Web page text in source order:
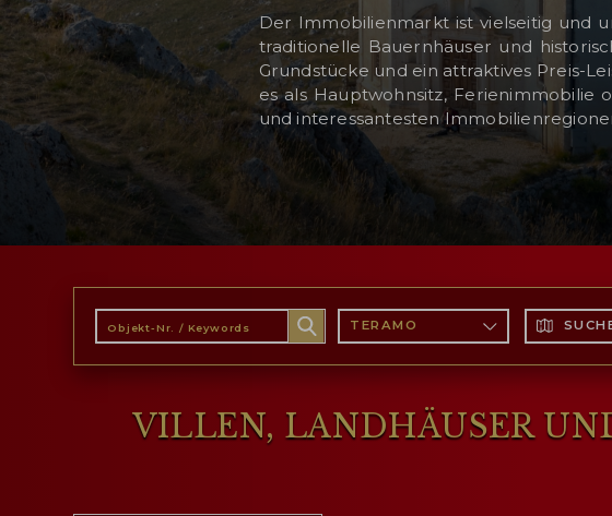
WISHLIST ( 0 )
Der Immobilienmarkt ist vielseitig und
traditionelle Bauernhäuser und
Grundstücke und ein attraktives Preis-
es als Hauptwohnsitz, Ferienimmobilie
und interessantesten
TERAMO
VILLEN, LANDHÄUSER